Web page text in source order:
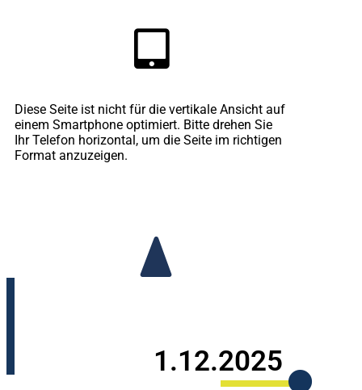
Diese Seite ist nicht für die vertikale Ansicht auf
einem Smartphone optimiert. Bitte drehen Sie
Ihr Telefon horizontal, um die Seite im richtigen
Format anzuzeigen.
1.12.2025